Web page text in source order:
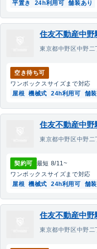
平置き 24h利用可 舗装あり
住友不動産中野
東京都中野区中野
空き待ち可
ワンボックスサイズまで対応
屋根 機械式 24h利用可 舗
住友不動産中野
東京都中野区中野
契約可 最短 8/11~
ワンボックスサイズまで対応
屋根 機械式 24h利用可 舗
住友不動産中野
東京都中野区中野